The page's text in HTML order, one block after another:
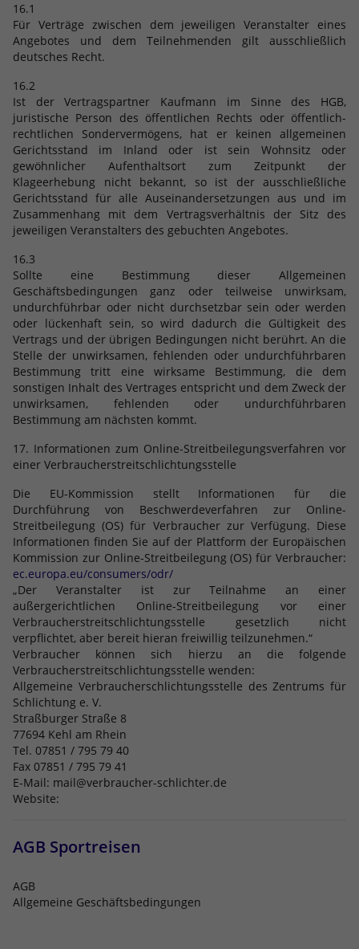
16.1
Für Verträge zwischen dem jeweiligen Veranstalter eines
Angebotes und dem Teilnehmenden gilt ausschließlich
deutsches Recht.
16.2
Ist der Vertragspartner Kaufmann im Sinne des HGB,
juristische Person des öffentlichen Rechts oder öffentlich-
rechtlichen Sondervermögens, hat er keinen allgemeinen
Gerichtsstand im Inland oder ist sein Wohnsitz oder
gewöhnlicher Aufenthaltsort zum Zeitpunkt der
Klageerhebung nicht bekannt, so ist der ausschließliche
Gerichtsstand für alle Auseinandersetzungen aus und im
Zusammenhang mit dem Vertragsverhältnis der Sitz des
jeweiligen Veranstalters des gebuchten Angebotes.
16.3
Sollte eine Bestimmung dieser Allgemeinen
Geschäftsbedingungen ganz oder teilweise unwirksam,
undurchführbar oder nicht durchsetzbar sein oder werden
oder lückenhaft sein, so wird dadurch die Gültigkeit des
Vertrags und der übrigen Bedingungen nicht berührt. An die
Stelle der unwirksamen, fehlenden oder undurchführbaren
Bestimmung tritt eine wirksame Bestimmung, die dem
sonstigen Inhalt des Vertrages entspricht und dem Zweck der
unwirksamen, fehlenden oder undurchführbaren
Bestimmung am nächsten kommt.
17. Informationen zum Online-Streitbeilegungsverfahren vor
einer Verbraucherstreitschlichtungsstelle
Die EU-Kommission stellt Informationen für die
Durchführung von Beschwerdeverfahren zur Online-
Streitbeilegung (OS) für Verbraucher zur Verfügung. Diese
Informationen finden Sie auf der Plattform der Europäischen
Kommission zur Online-Streitbeilegung (OS) für Verbraucher:
ec.europa.eu/consumers/odr/
„Der Veranstalter ist zur Teilnahme an einer
außergerichtlichen Online-Streitbeilegung vor einer
Verbraucherstreitschlichtungsstelle gesetzlich nicht
verpflichtet, aber bereit hieran freiwillig teilzunehmen.“
Verbraucher können sich hierzu an die folgende
Verbraucherstreitschlichtungsstelle wenden:
Allgemeine Verbraucherschlichtungsstelle des Zentrums für
Schlichtung e. V.
Straßburger Straße 8
77694 Kehl am Rhein
Tel. 07851 / 795 79 40
Fax 07851 / 795 79 41
E-Mail: mail@verbraucher-schlichter.de
Website:
AGB Sportreisen
AGB
Allgemeine Geschäftsbedingungen